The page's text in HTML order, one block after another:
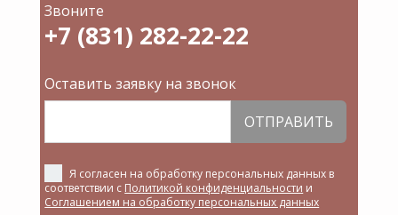
Звоните
+7 (831) 282-22-22
Оставить заявку на звонок
ОТПРАВИТЬ
Я согласен на обработку персональных данных в
соответствии с Политикой конфиденциальности и
Соглашением на обработку персональных данных